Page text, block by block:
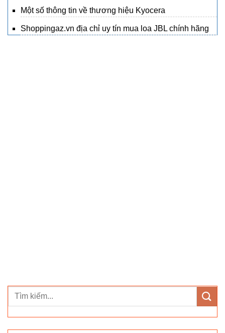
Một số thông tin về thương hiệu Kyocera
Shoppingaz.vn địa chỉ uy tín mua loa JBL chính hãng